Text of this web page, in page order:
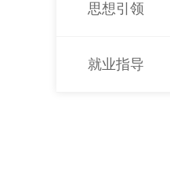
思想引领
就业指导